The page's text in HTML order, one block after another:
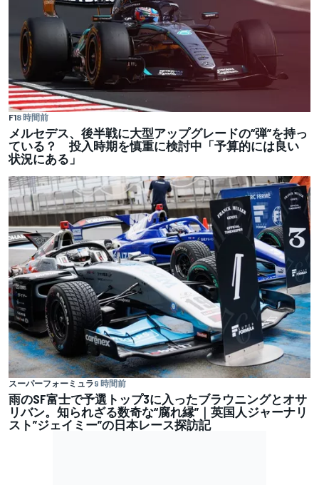
F18 時間前
メルセデス、後半戦に大型アップグレードの“弾”を持っ
ている？ 投入時期を慎重に検討中「予算的には良い
状況にある」
スーパーフォーミュラ9 時間前
雨のSF富士で予選トップ3に入ったブラウニングとオサ
リバン。知られざる数奇な“腐れ縁”｜英国人ジャーナリ
スト”ジェイミー”の日本レース探訪記